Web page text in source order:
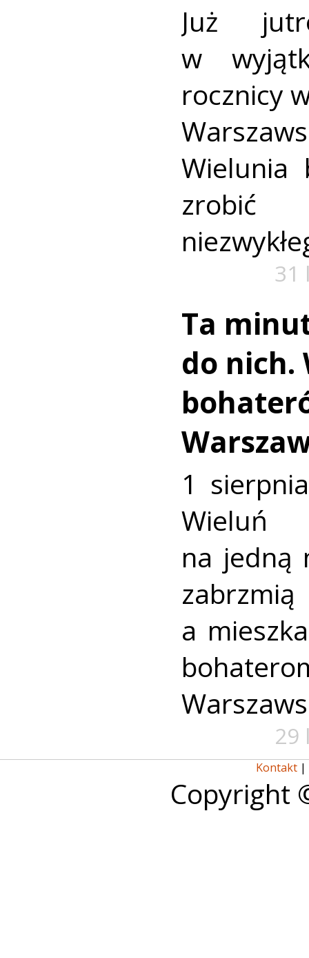
Już
w
rocznicy
Wielunia
zrobić
31
Ta
do nich.
1
na jedną
a
29
Kontakt |
Copyright